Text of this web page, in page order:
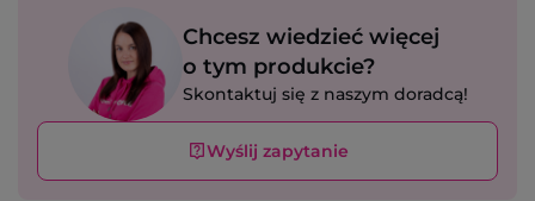
Chcesz wiedzieć więcej
o tym produkcie?
Skontaktuj się z naszym doradcą!
Wyślij zapytanie